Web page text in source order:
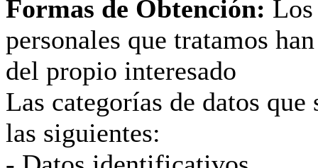
Formas de Obtención:
personales que tratamos
del propio interesado
Las categorías de datos que
las siguientes: